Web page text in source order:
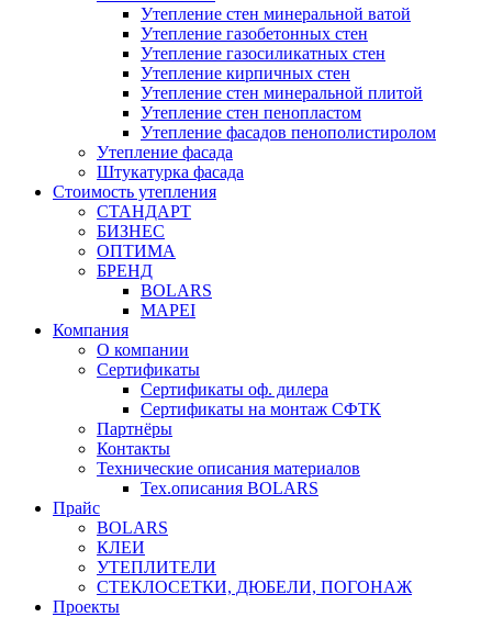
Утепление стен минеральной ватой
Утепление газобетонных стен
Утепление газосиликатных стен
Утепление кирпичных стен
Утепление стен минеральной плитой
Утепление стен пенопластом
Утепление фасадов пенополистиролом
Утепление фасада
Штукатурка фасада
Стоимость утепления
СТАНДАРТ
БИЗНЕС
ОПТИМА
БРЕНД
BOLARS
MAPEI
Компания
О компании
Сертификаты
Сертификаты оф. дилера
Сертификаты на монтаж СФТК
Партнёры
Контакты
Технические описания материалов
Тех.описания BOLARS
Прайс
BOLARS
КЛЕИ
УТЕПЛИТЕЛИ
СТЕКЛОСЕТКИ, ДЮБЕЛИ, ПОГОНАЖ
Проекты